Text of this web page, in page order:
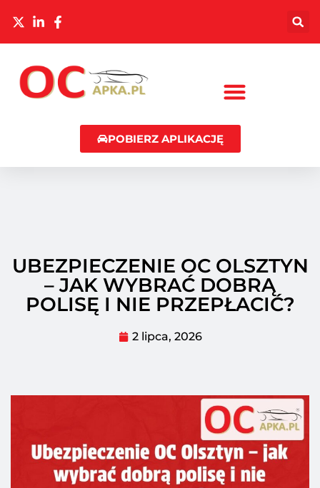
POBIERZ APLIKACJĘ
UBEZPIECZENIE OC OLSZTYN
– JAK WYBRAĆ DOBRĄ
POLISĘ I NIE PRZEPŁACIĆ?
2 lipca, 2026